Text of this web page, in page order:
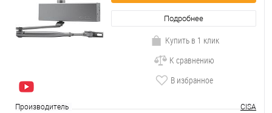
Подробнее
Купить в 1 клик
К сравнению
В избранное
Производитель
CISA